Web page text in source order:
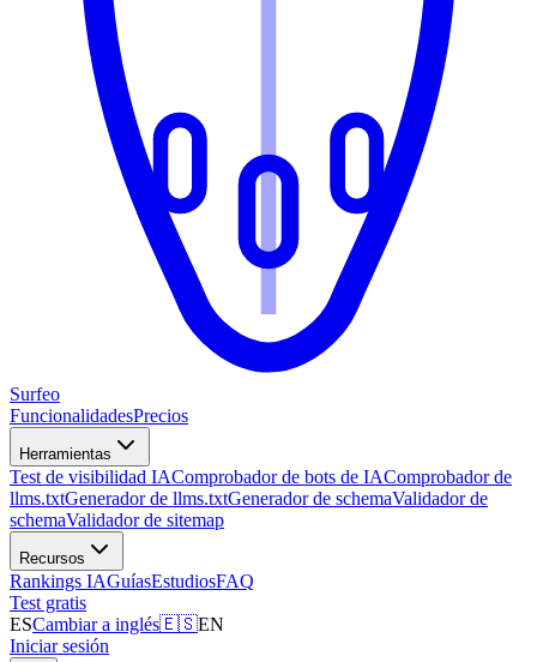
Surfeo
FuncionalidadesPrecios
Herramientas
Test de visibilidad IAComprobador de bots de IAComprobador de
llms.txtGenerador de llms.txtGenerador de schemaValidador de
schemaValidador de sitemap
Recursos
Rankings IAGuíasEstudiosFAQ
Test gratis
ESCambiar a inglés🇪🇸EN
Iniciar sesión